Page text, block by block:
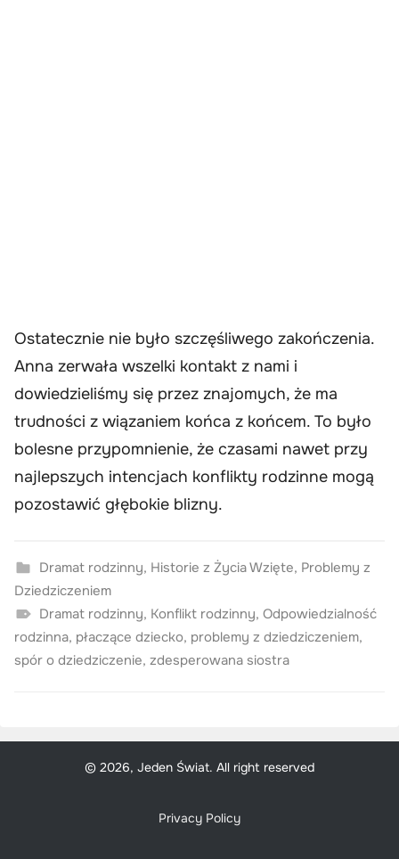
Ostatecznie nie było szczęśliwego zakończenia.
Anna zerwała wszelki kontakt z nami i
dowiedzieliśmy się przez znajomych, że ma
trudności z wiązaniem końca z końcem. To było
bolesne przypomnienie, że czasami nawet przy
najlepszych intencjach konflikty rodzinne mogą
pozostawić głębokie blizny.
Dramat rodzinny, Historie z Życia Wzięte, Problemy z
Dziedziczeniem
Dramat rodzinny, Konflikt rodzinny, Odpowiedzialność
rodzinna, płaczące dziecko, problemy z dziedziczeniem,
spór o dziedziczenie, zdesperowana siostra
© 2026, Jeden Świat. All right reserved
Privacy Policy